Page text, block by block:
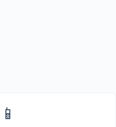
📱